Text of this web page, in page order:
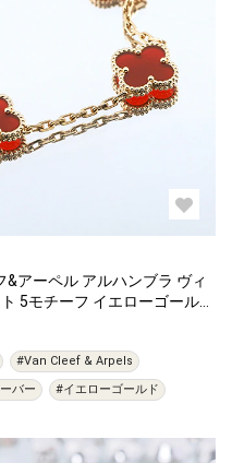
アーペル アルハンブラ ヴィ
5モチーフ イエローゴール
#Van Cleef & Arpels
バー
#イエローゴールド